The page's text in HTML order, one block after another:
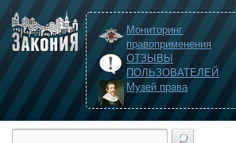
Мониторинг
правоприменения
ОТЗЫВЫ
ПОЛЬЗОВАТЕЛЕЙ
Музей права